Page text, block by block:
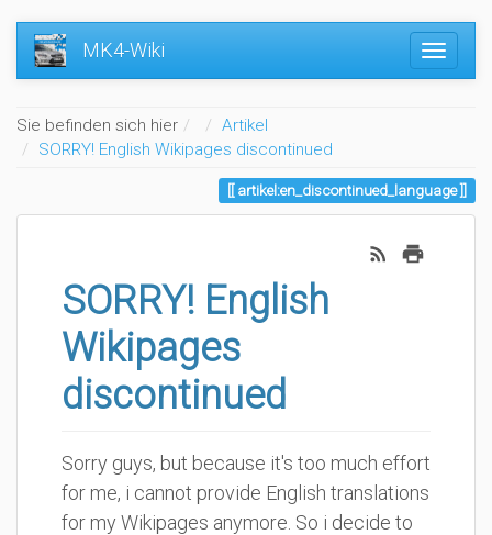
MK4-Wiki
Sie befinden sich hier Home
Artikel
SORRY! English Wikipages discontinued
artikel:en_discontinued_language
SORRY! English
Wikipages
discontinued
Sorry guys, but because it's too much effort
for me, i cannot provide English translations
for my Wikipages anymore. So i decide to